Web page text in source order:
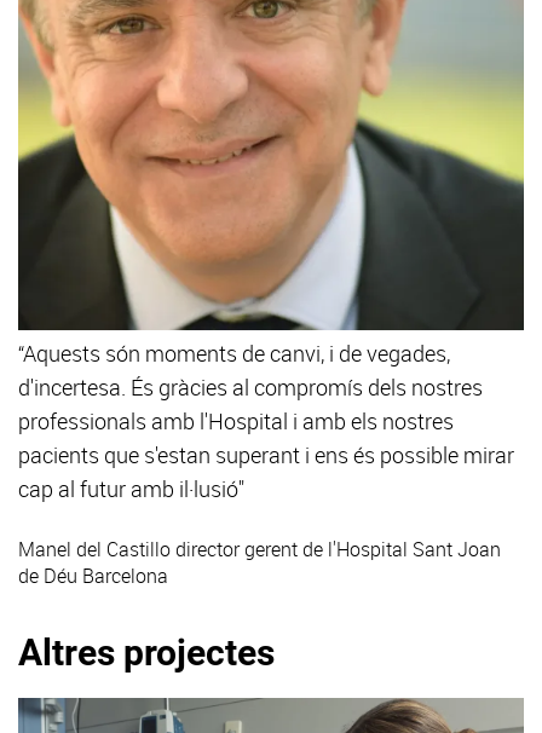
“Aquests són moments de canvi, i de vegades,
d'incertesa. És gràcies al compromís dels nostres
professionals amb l'Hospital i amb els nostres
pacients que s'estan superant i ens és possible mirar
cap al futur amb il·lusió"
Manel del Castillodirector gerent de l'Hospital Sant Joan
de Déu Barcelona
Altres projectes